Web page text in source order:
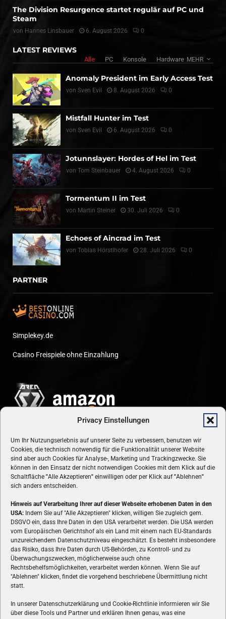
Privacy Einstellungen
Um Ihr Nutzungserlebnis auf unserer Seite zu verbessern, benutzen wir
Cookies, die technisch notwendig für die Funktionalität unserer Website
sind aber auch Cookies für Analyse-, Marketing und Trackingzwecke. Sie
können in den Einsatz der nicht notwendigen Cookies mit dem Klick auf die
Schaltfläche "Alle Akzeptieren" einwilligen oder per Klick auf"Ablehnen"
sich anders entscheiden.
Hinweis auf Verarbeitung Ihrer auf dieser Webseite erhobenen Daten in den
USA: Indem Sie auf "Alle Akzeptieren" klicken, willigen Sie zugleich gem.
DSGVO ein, dass Ihre Daten in den USA verarbeitet werden. Die USA werden
vom Europäischen Gerichtshof als ein Land mit einem nach EU-Standards
unzureichendem Datenschutzniveau eingeschätzt. Es besteht insbesondere
das Risiko, dass Ihre Daten durch US-Behörden, zu Kontroll- und zu
Überwachungszwecken, möglicherweise auch ohne
Rechtsbehelfsmöglichkeiten, verarbeitet werden können. Wenn Sie auf
"Ablehnen" klicken, findet die vorgehend beschriebene Übermittlung nicht
statt.
In unserer Datenschutzerklärung und Cookie-Richtlinie informieren wir Sie
über diese Tools und Partner und erklären Ihnen genau, was eine
The Division Resurgence startet regulär auf PC und
Steam
von Hannes Linsbauer 6. August 2026 0
LATEST REVIEWS
Alle PC Konsole Hardware MEHR
Anomaly President im Early Access Test
von Sven Evil 8. August 2026 0
Mistfall Hunter im Test
von Sven Evil 6. August 2026 0
Jotunnslayer: Hordes of Hel im Test
von Tom Steinbauer 4. August 2026 0
Tormentum II im Test
von Martin Steiner 30. Juli 2026 0
Echoes of Aincrad im Test
von Tobias Hörstlhofer 28. Juli 2026 0
PARTNER
Simplekey.de
Casino Freispiele ohne Einzahlung
ÜBER UNS
VON GAMERN, FÜR GAMER! Gamers.at ist das älteste Online-
Spielemagazin Österreichs und bringt täglich aktuelle News,
Reviews und Videos zu PC- und Konsolenspielen, Gaming-
Hardware und aus der Welt des e-Sport's.
FOLGE UNS